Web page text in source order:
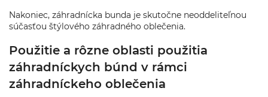
Nakoniec, záhradnícka bunda je skutočne neoddeliteľnou
súčasťou štýlového záhradného oblečenia.
Použitie a rôzne oblasti použitia
záhradníckych búnd v rámci
záhradníckeho oblečenia